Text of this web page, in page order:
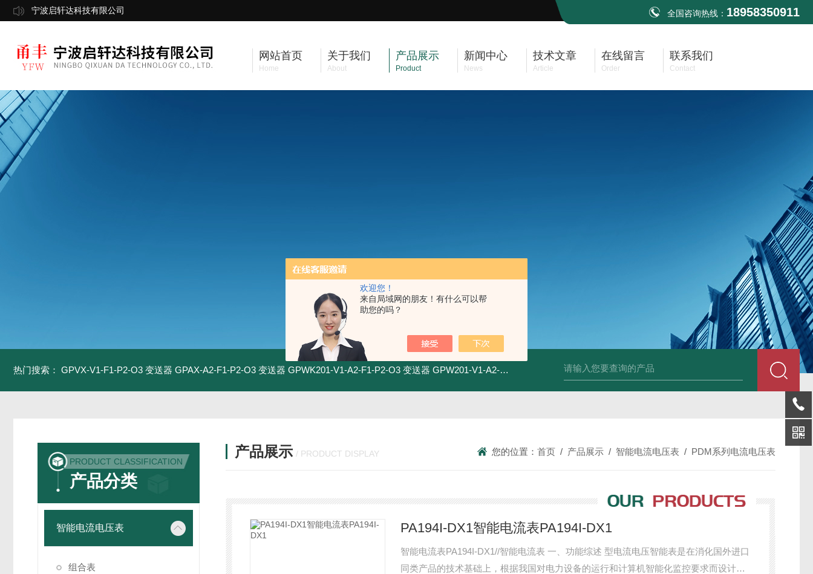
欢迎您！
来自局域网的朋友！有什么可以帮
助您的吗？
宁波启轩达科技有限公司 全国咨询热线： 18958350911
网站首页
Home
关于我们
About
产品展示
Product
新闻中心
News
技术文章
Article
在线留言
Order
联系我们
Contact
热门搜索： GPVX-V1-F1-P2-O3 变送器 GPAX-A2-F1-P2-O3 变送器 GPWK201-V1-A2-F1-P2-O3 变送器 GPW201-V1-A2-F1-P2-O3 变送器 变送器GPV-V1-F1-P2-O3 变送器GPA-A2-F1-P2-O3 变送器
PRODUCT CLASSIFICATION
产品分类
智能电流电压表
组合表
产品展示 / PRODUCT DISPLAY 您的位置： 首页 / 产品展示 / 智能电流电压表 / PDM系列电流电压表
PA194I-DX1智能电流表PA194I-DX1
智能电流表PA194I-DX1//智能电流表 一、功能综述 型电流电压智能表是在消化国外进口
同类产品的技术基础上，根据我国对电力设备的运行和计算机智能化监控要求而设计